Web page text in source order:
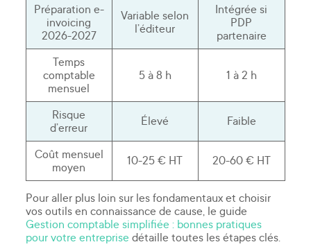
Préparation e-
invoicing
2026-2027
Variable selon
l’éditeur
Intégrée si
PDP
partenaire
Temps
comptable
mensuel
5 à 8 h 1 à 2 h
Risque
d’erreur
Élevé Faible
Coût mensuel
moyen
10-25 € HT 20-60 € HT
Pour aller plus loin sur les fondamentaux et choisir
vos outils en connaissance de cause, le guide
Gestion comptable simplifiée : bonnes pratiques
pour votre entreprise détaille toutes les étapes clés.